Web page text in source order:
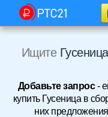
Ищите
Добавьте запрос-
купить Гусеница в
них